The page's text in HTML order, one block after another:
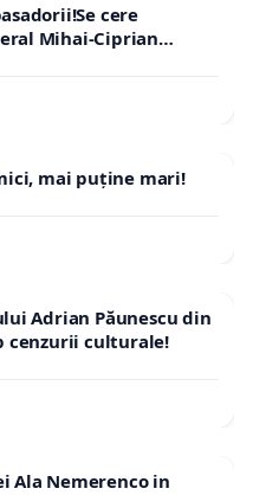
cere
Mihai-Ciprian
mai puține mari!
Adrian Păunescu din
cenzurii culturale!
Ala Nemerenco in